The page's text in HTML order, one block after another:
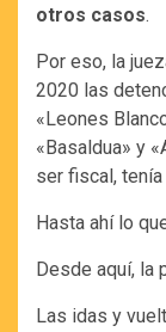
otros casos.
Por eso, la
2020 las
«Leones
«Basaldua» y
ser fiscal,
Hasta ahí lo
Desde aquí, la
Las idas y